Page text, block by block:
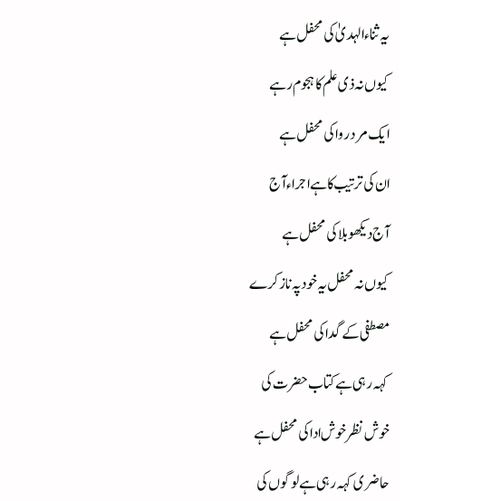
یہ ثناء الہدیٰ کی محفل ہے
کیوں نہ ذی علم کا ہجوم رہے
ایک مرد روا کی محفل ہے
ان کی ترتیب کا ہے اجراء آج
آج دیکھو بلا کی محفل ہے
کیوں نہ محفل یہ خود پہ ناز کرے
مصطفی کے گدا کی محفل ہے
کہہ رہی ہے کتاب حضرت کی
خوش نظر خوش ادا کی محفل ہے
حاضری کہہ رہی ہے لوگوں کی